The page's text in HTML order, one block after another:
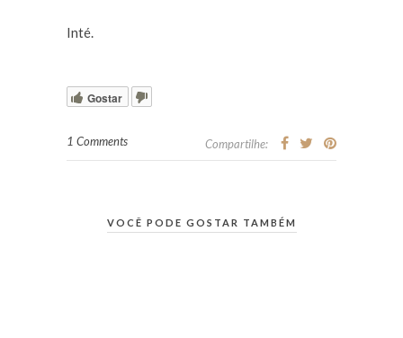
Inté.
Gostar
1 Comments Compartilhe:
VOCÊ PODE GOSTAR TAMBÉM